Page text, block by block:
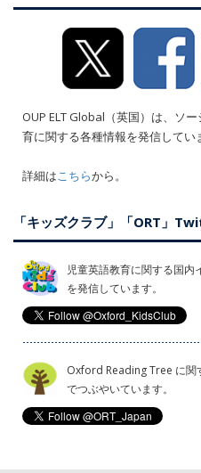
OUP ELT Global（英国）は、ソ
育に関する各種情報を発信してい
詳細はこちらから。
「キッズクラブ」「ORT」
児童英語教育に関する国内
を発信しています。
Oxford Reading Tree に関
でつぶやいています。